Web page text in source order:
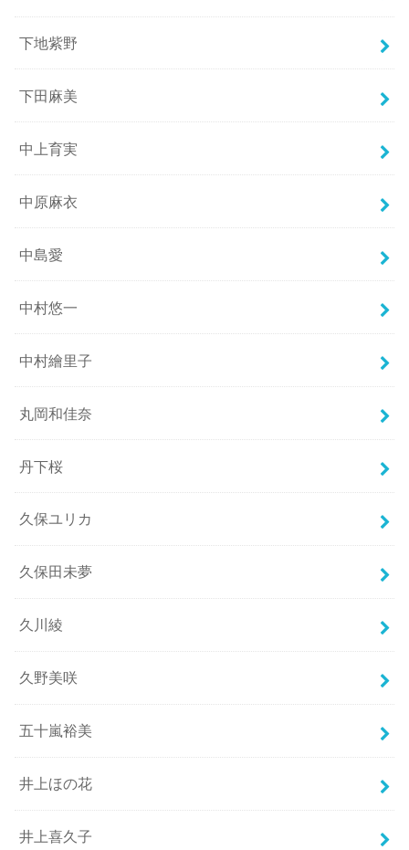
下地紫野
下田麻美
中上育実
中原麻衣
中島愛
中村悠一
中村繪里子
丸岡和佳奈
丹下桜
久保ユリカ
久保田未夢
久川綾
久野美咲
五十嵐裕美
井上ほの花
井上喜久子